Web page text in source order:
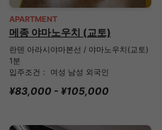
APARTMENT
메종 야마노우치 (교토)
란덴 아라시야마본선 / 야마노우치(교토)
1분
입주조건： 여성 남성 외국인
¥83,000 - ¥105,000